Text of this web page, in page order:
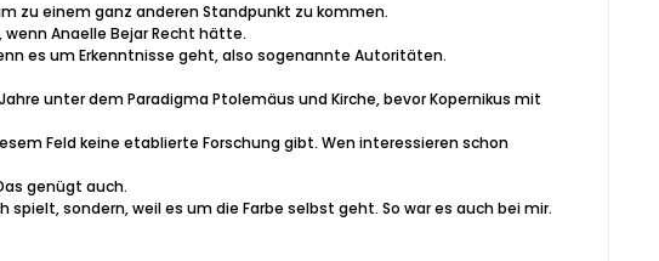
zu einem ganz anderen Standpunkt zu kommen.
Anaelle Bejar Recht hätte.
es um Erkenntnisse geht, also sogenannte Autoritäten.
unter dem Paradigma Ptolemäus und Kirche, bevor Kopernikus mit
Feld keine etablierte Forschung gibt. Wen interessieren schon
genügt auch.
spielt, sondern, weil es um die Farbe selbst geht. So war es auch bei mir.